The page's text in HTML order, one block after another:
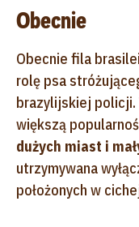
Obecnie
Obecnie fila
rolę psa
brazylijskiej policji.
większą
dużych miast i
utrzymywana
położonych w